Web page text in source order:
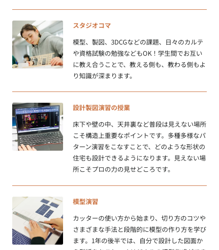
スタジオコマ
模型、製図、3DCGなどの課題、日々のカルテ
や資格試験の勉強などもOK！学生間でお互い
に教え合うことで、教える側も、教わる側もよ
り知識が深まります。
設計製図演習の授業
床下や壁の中、天井裏など普段は見えない場所
こそ構造上重要なポイントです。多種多様なパ
ターン演習をこなすことで、どのような形状の
住宅も設計できるようになります。見えない場
所こそプロの力の見せどころです。
模型演習
カッターの使い方から始まり、切り方のコツや
さまざまな手法と段階的に模型の作り方を学び
ます。1年の後半では、自分で設計した図面か